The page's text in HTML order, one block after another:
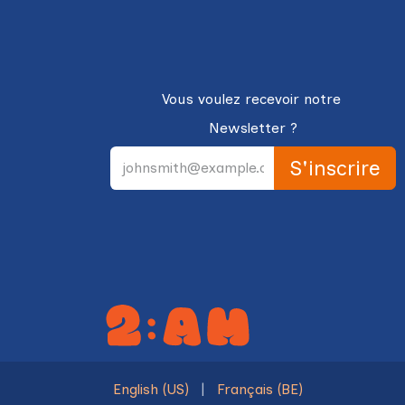
Vous voulez recevoir notre
Newsletter ?
S'inscrire
English (US) | Français (BE)